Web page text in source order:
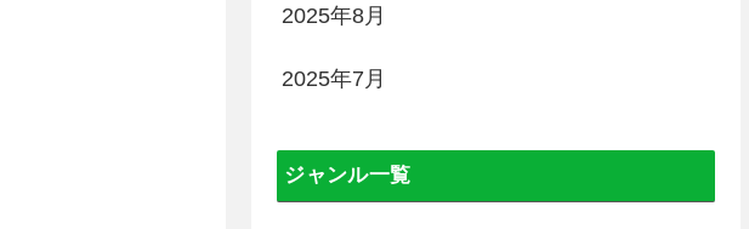
2025年8月
2025年7月
ジャンル一覧